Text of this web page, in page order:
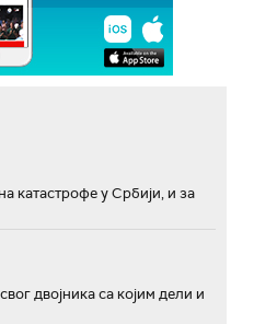
катастрофе у Србији, и за
двојника са којим дели и